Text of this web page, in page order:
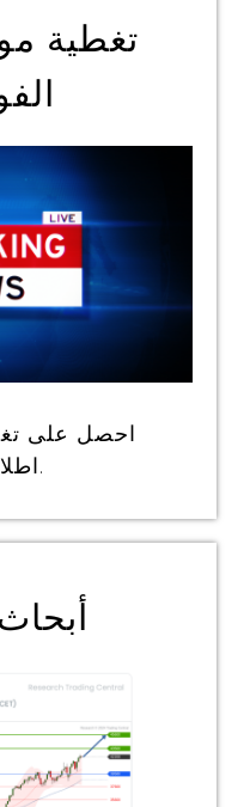
تغطية
احصل على
اطلاع بآخر أخبار الفوركس.